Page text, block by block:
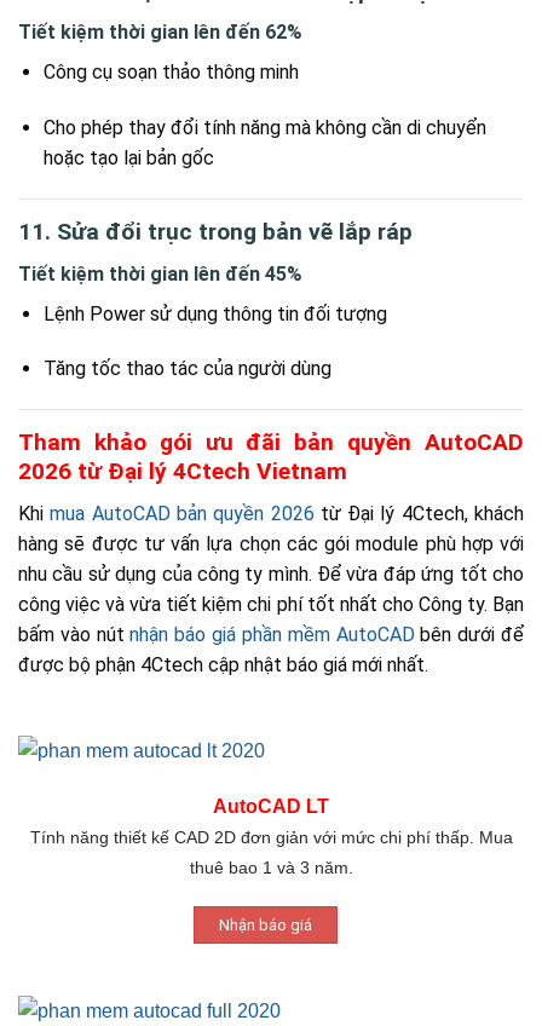
Tiết kiệm thời gian lên đến 62%
Công cụ soạn thảo thông minh
Cho phép thay đổi tính năng mà không cần di chuyển
hoặc tạo lại bản gốc
11. Sửa đổi trục trong bản vẽ lắp ráp
Tiết kiệm thời gian lên đến 45%
Lệnh Power sử dụng thông tin đối tượng
Tăng tốc thao tác của người dùng
Tham khảo gói ưu đãi bản quyền AutoCAD
2026 từ Đại lý 4Ctech Vietnam
Khimua AutoCAD bản quyền 2026 từ Đại lý 4Ctech, khách
hàng sẽ được tư vấn lựa chọn các gói module phù hợp với
nhu cầu sử dụng của công ty mình. Để vừa đáp ứng tốt cho
công việc và vừa tiết kiệm chi phí tốt nhất cho Công ty. Bạn
bấm vào nútnhận báo giá phần mềm AutoCADbên dưới để
được bộ phận 4Ctech cập nhật báo giá mới nhất.
AutoCAD LT
Tính năng thiết kế CAD 2D đơn giản với mức chi phí thấp. Mua
thuê bao 1 và 3 năm.
Nhận báo giá